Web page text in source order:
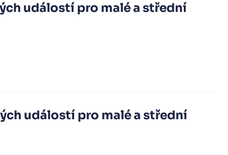
událostí pro malé a střední
událostí pro malé a střední